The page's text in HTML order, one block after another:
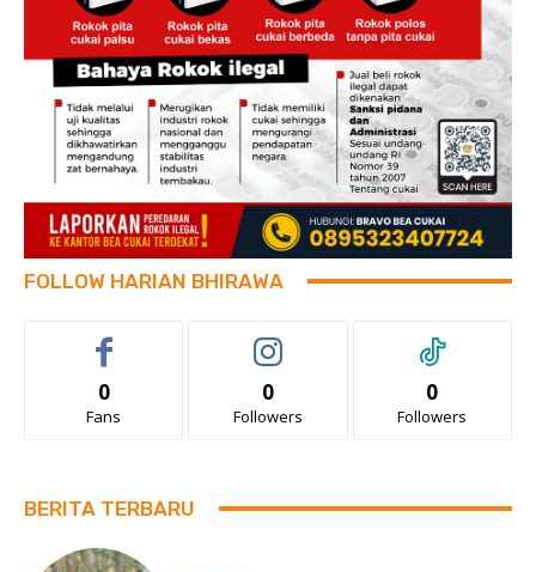
FOLLOW HARIAN BHIRAWA
0
Fans
0
Followers
0
Followers
BERITA TERBARU